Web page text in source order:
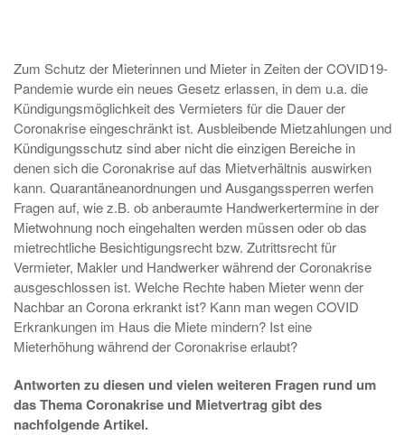
Zum Schutz der Mieterinnen und Mieter in Zeiten der COVID19-
Pandemie wurde ein neues Gesetz erlassen, in dem u.a. die
Kündigungsmöglichkeit des Vermieters für die Dauer der
Coronakrise eingeschränkt ist. Ausbleibende Mietzahlungen und
Kündigungsschutz sind aber nicht die einzigen Bereiche in
denen sich die Coronakrise auf das Mietverhältnis auswirken
kann. Quarantäneanordnungen und Ausgangssperren werfen
Fragen auf, wie z.B. ob anberaumte Handwerkertermine in der
Mietwohnung noch eingehalten werden müssen oder ob das
mietrechtliche Besichtigungsrecht bzw. Zutrittsrecht für
Vermieter, Makler und Handwerker während der Coronakrise
ausgeschlossen ist. Welche Rechte haben Mieter wenn der
Nachbar an Corona erkrankt ist? Kann man wegen COVID
Erkrankungen im Haus die Miete mindern? Ist eine
Mieterhöhung während der Coronakrise erlaubt?
Antworten zu diesen und vielen weiteren Fragen rund um
das Thema Coronakrise und Mietvertrag gibt des
nachfolgende Artikel.